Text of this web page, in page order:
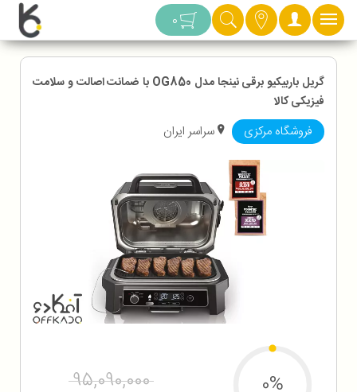
دسته بندی 0
گریل باربیکیو برقی نینجا مدل OG850 با ضمانت اصالت و سلامت
فیزیکی کالا
فروشگاه مرکزی سراسر ایران
95,090,000
0%